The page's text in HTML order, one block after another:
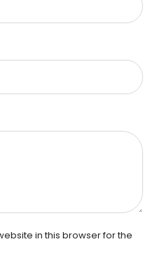
in this browser for the